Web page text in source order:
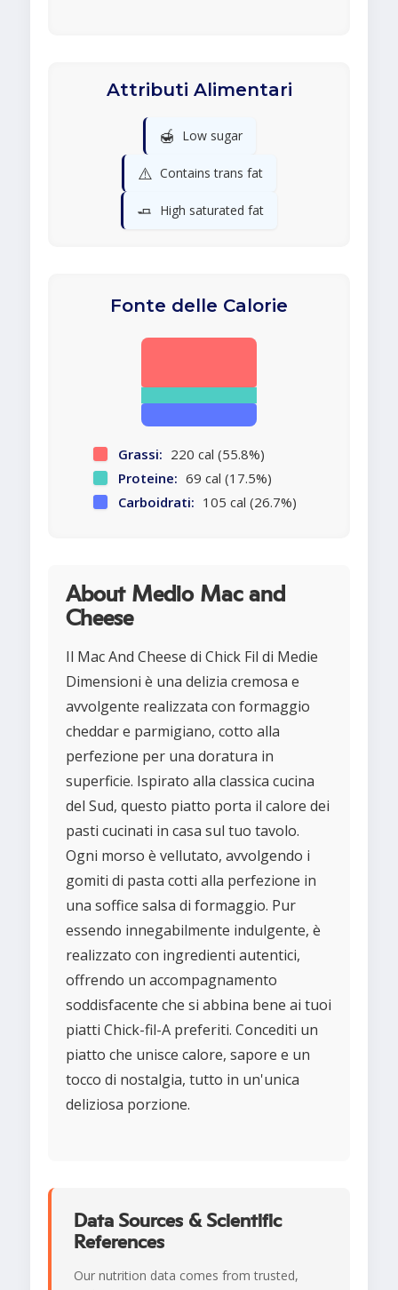
Attributi Alimentari
🍯 Low sugar
⚠️ Contains trans fat
🧈 High saturated fat
Fonte delle Calorie
Grassi: 220 cal (55.8%)
Proteine: 69 cal (17.5%)
Carboidrati: 105 cal (26.7%)
About Medio Mac and
Cheese
Il Mac And Cheese di Chick Fil di Medie
Dimensioni è una delizia cremosa e
avvolgente realizzata con formaggio
cheddar e parmigiano, cotto alla
perfezione per una doratura in
superficie. Ispirato alla classica cucina
del Sud, questo piatto porta il calore dei
pasti cucinati in casa sul tuo tavolo.
Ogni morso è vellutato, avvolgendo i
gomiti di pasta cotti alla perfezione in
una soffice salsa di formaggio. Pur
essendo innegabilmente indulgente, è
realizzato con ingredienti autentici,
offrendo un accompagnamento
soddisfacente che si abbina bene ai tuoi
piatti Chick-fil-A preferiti. Concediti un
piatto che unisce calore, sapore e un
tocco di nostalgia, tutto in un'unica
deliziosa porzione.
Data Sources & Scientific
References
Our nutrition data comes from trusted,